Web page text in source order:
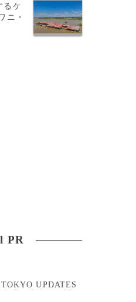
るケ
ニ・
PR
UPDATES